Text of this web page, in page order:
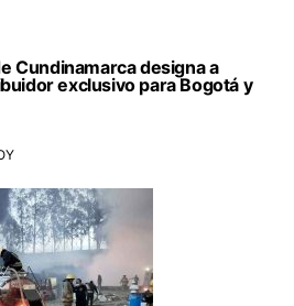
Cundinamarca designa a
exclusivo para Bogotá y